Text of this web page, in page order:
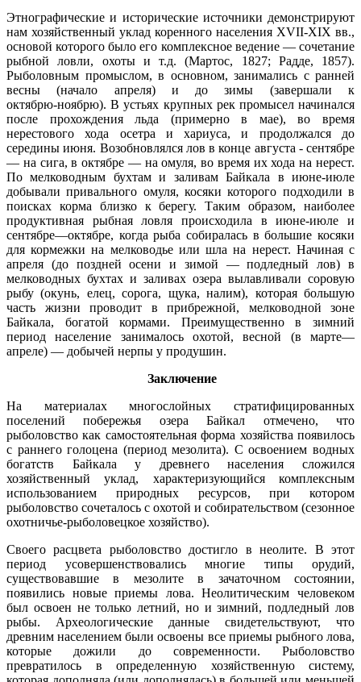
Этнографические и исторические источники демонстрируют
нам хозяйственный уклад коренного населения XVII-ХIX вв.,
основой которого было его комплексное ведение — сочетание
рыбной ловли, охоты и т.д. (Мартос, 1827; Радде, 1857).
Рыболовным промыслом, в основном, занимались с ранней
весны (начало апреля) и до зимы (завершали к
октябрю‑ноябрю). В устьях крупных рек промысел начинался
после прохождения льда (примерно в мае), во время
нерестового хода осетра и хариуса, и продолжался до
середины июня. Возобновлялся лов в конце августа ‑ сентябре
— на сига, в октябре — на омуля, во время их хода на нерест.
По мелководным бухтам и заливам Байкала в июне‑июле
добывали привального омуля, косяки которого подходили в
поисках корма близко к берегу. Таким образом, наиболее
продуктивная рыбная ловля происходила в июне‑июле и
сентябре—октябре, когда рыба собиралась в большие косяки
для кормежки на мелководье или шла на нерест. Начиная с
апреля (до поздней осени и зимой — подледный лов) в
мелководных бухтах и заливах озера вылавливали соровую
рыбу (окунь, елец, сорога, щука, налим), которая большую
часть жизни проводит в прибрежной, мелководной зоне
Байкала, богатой кормами. Преимущественно в зимний
период население занималось охотой, весной (в марте—
апреле) — добычей нерпы у продушин.
Заключение
На материалах многослойных стратифицированных
поселений побережья озера Байкал отмечено, что
рыболовство как самостоятельная форма хозяйства появилось
с раннего голоцена (период мезолита). С освоением водных
богатств Байкала у древнего населения сложился
хозяйственный уклад, характеризующийся комплексным
использованием природных ресурсов, при котором
рыболовство сочеталось с охотой и собирательством (сезонное
охотничье-рыболовецкое хозяйство).
Своего расцвета рыболовство достигло в неолите. В этот
период усовершенствовались многие типы орудий,
существовавшие в мезолите в зачаточном состоянии,
появились новые приемы лова. Неолитическим человеком
был освоен не только летний, но и зимний, подледный лов
рыбы. Археологические данные свидетельствуют, что
древним населением были освоены все приемы рыбного лова,
которые дожили до современности. Рыболовство
превратилось в определенную хозяйственную систему,